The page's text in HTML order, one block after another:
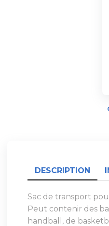
DESCRIPTION
Sac de transport
Peut contenir des
handball, de